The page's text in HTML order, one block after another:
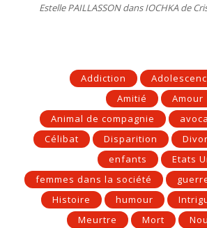
Estelle PAILLASSONdansIOCHKA de
Addiction
Amitié
Amour
Animal de compagnie
Célibat
Disparition
enfants
Etats
femmes dans la société
Histoire
humour
Meurtre
Mort